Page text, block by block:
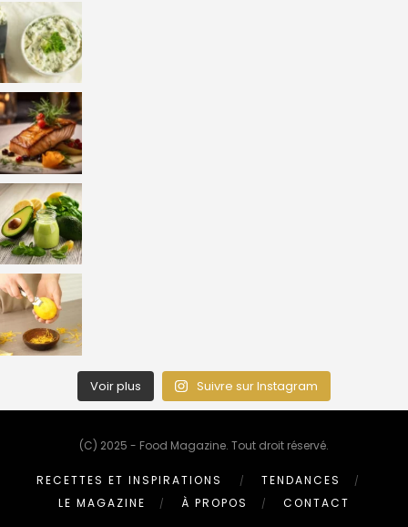
Voir plus Suivre sur Instagram
(C) 2025 - Food Magazine. Tout droit réservé.
RECETTES ET INSPIRATIONS
TENDANCES
LE MAGAZINE
À PROPOS CONTACT